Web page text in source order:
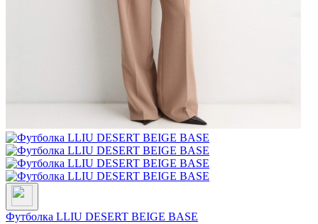
Футболка LLIU DESERT BEIGE BASE